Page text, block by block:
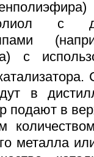
с
с
в
подают в
металла